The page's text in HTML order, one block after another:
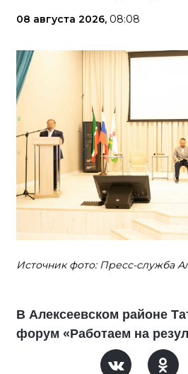
08 августа 2026, 08:08
Источник фото: Пресс-служба
В Алексеевском районе
форум «Работаем на